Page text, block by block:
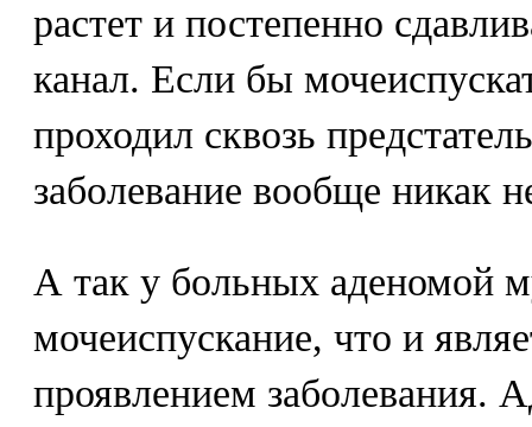
растет и постепенно
канал. Если бы
проходил сквозь
заболевание вообще никак
А так у больных аденомой
мочеиспускание, что и
проявлением заболевания.